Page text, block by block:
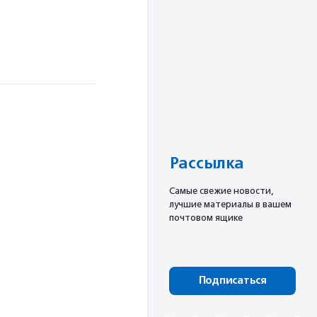
Рассылка
Cамые свежие новости,
лучшие материалы в вашем
почтовом ящике
Подписаться